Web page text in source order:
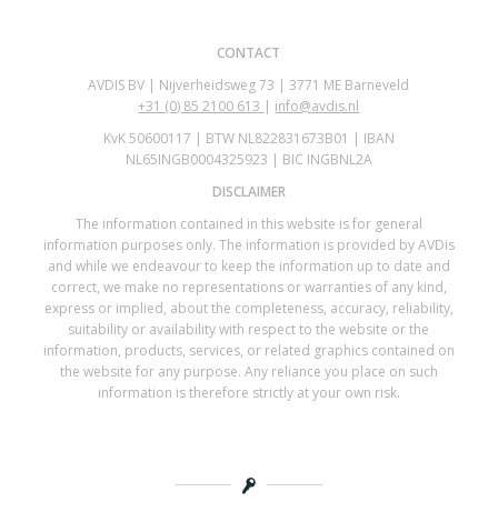
CONTACT
AVDIS BV | Nijverheidsweg 73 | 3771 ME Barneveld
+31 (0) 85 2100 613 | info@avdis.nl
KvK 50600117 | BTW NL822831673B01 | IBAN
NL65INGB0004325923 | BIC INGBNL2A
DISCLAIMER
The information contained in this website is for general
information purposes only. The information is provided by AVDis
and while we endeavour to keep the information up to date and
correct, we make no representations or warranties of any kind,
express or implied, about the completeness, accuracy, reliability,
suitability or availability with respect to the website or the
information, products, services, or related graphics contained on
the website for any purpose. Any reliance you place on such
information is therefore strictly at your own risk.